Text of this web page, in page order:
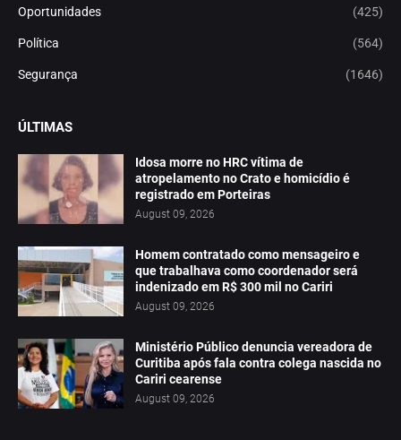
Oportunidades (425)
Política (564)
Segurança (1646)
ÚLTIMAS
Idosa morre no HRC vítima de
atropelamento no Crato e homicídio é
registrado em Porteiras
August 09, 2026
Homem contratado como mensageiro e
que trabalhava como coordenador será
indenizado em R$ 300 mil no Cariri
August 09, 2026
Ministério Público denuncia vereadora de
Curitiba após fala contra colega nascida no
Cariri cearense
August 09, 2026